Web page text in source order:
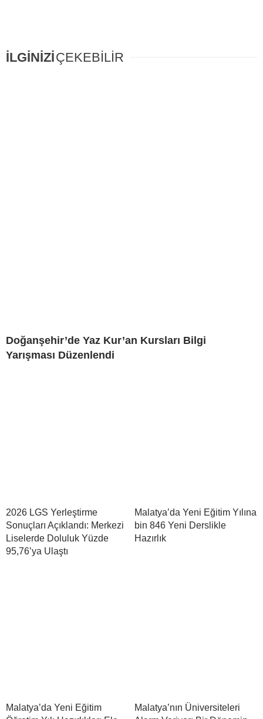
İLGİNİZİÇEKEBİLİR
Doğanşehir’de Yaz Kur’an Kursları Bilgi
Yarışması Düzenlendi
2026 LGS Yerleştirme
Sonuçları Açıklandı: Merkezi
Liselerde Doluluk Yüzde
95,76’ya Ulaştı
Malatya’da Yeni Eğitim Yılına
bin 846 Yeni Derslikle
Hazırlık
Malatya’da Yeni Eğitim
Malatya’nın Üniversiteleri